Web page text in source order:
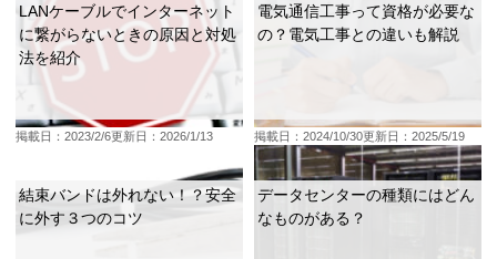
LANケーブルでインターネット
に繋がらないときの原因と対処
法を紹介
掲載日：2023/2/6更新日：2026/1/13
電気通信工事って資格が必要な
の？電気工事との違いも解説
掲載日：2024/10/30更新日：2025/5/19
結束バンドは外れない！？安全
に外す３つのコツ
データセンターの種類にはどん
なものがある？